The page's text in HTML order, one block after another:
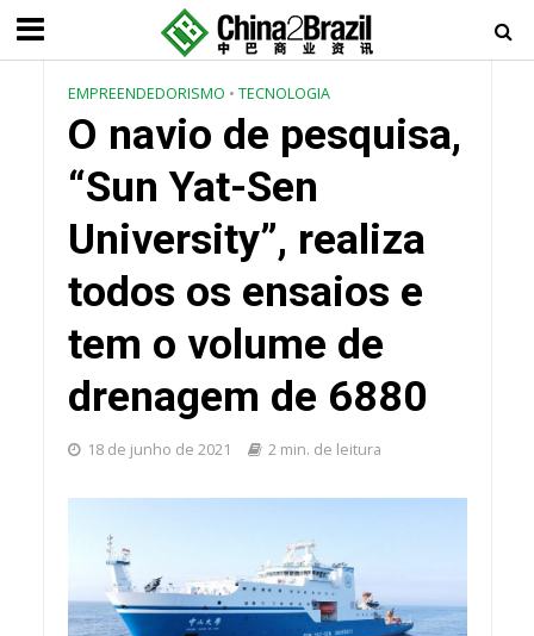
EMPREENDEDORISMO • TECNOLOGIA
O navio de pesquisa,
“Sun Yat-Sen
University”, realiza
todos os ensaios e
tem o volume de
drenagem de 6880
18 de junho de 2021 2 min. de leitura